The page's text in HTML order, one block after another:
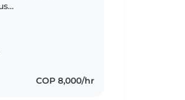
COP 8,000/hr